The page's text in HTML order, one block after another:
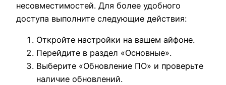
несовместимостей. Для более удобного
доступа выполните следующие действия:
Откройте настройки на вашем айфоне.
Перейдите в раздел «Основные».
Выберите «Обновление ПО» и проверьте
наличие обновлений.